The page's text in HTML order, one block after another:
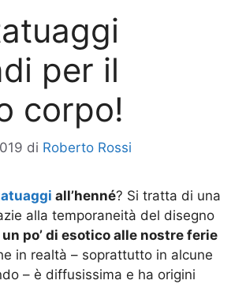
per il
corpo!
di Roberto Rossi
all’henné? Si tratta di una
alla temporaneità del disegno
po’ di esotico alle nostre ferie
in realtà – soprattutto in alcune
– è diffusissima e ha origini